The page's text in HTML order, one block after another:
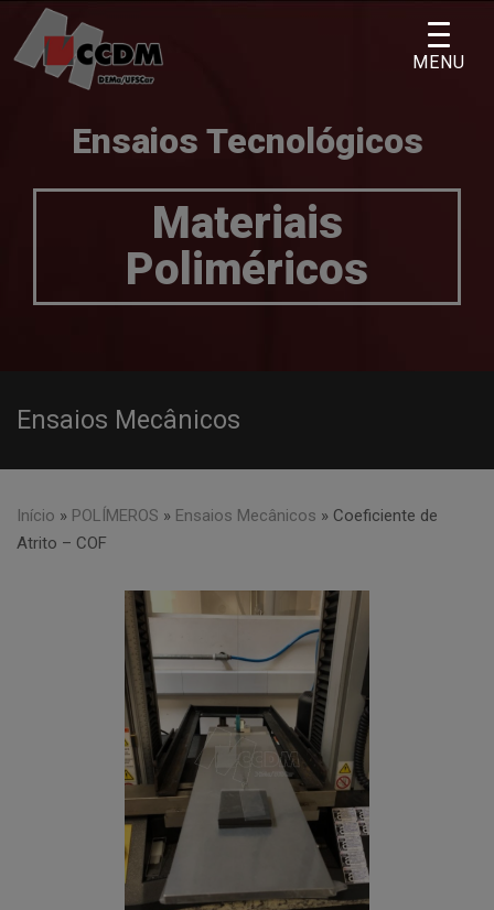
content
Ensaios Tecnológicos
Materiais
Poliméricos
Ensaios Mecânicos
Início » POLÍMEROS » Ensaios Mecânicos » Coeficiente de
Atrito – COF
MENU